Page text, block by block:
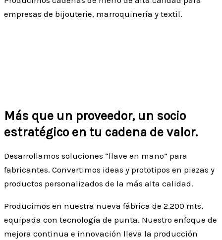
empresas de bijouterie, marroquinería y textil.
Más que un proveedor, un socio
estratégico en tu cadena de valor.
Desarrollamos soluciones “llave en mano” para
fabricantes. Convertimos ideas y prototipos en piezas y
productos personalizados de la más alta calidad.
Producimos en nuestra nueva fábrica de 2.200 mts,
equipada con tecnología de punta. Nuestro enfoque de
mejora continua e innovación lleva la producción